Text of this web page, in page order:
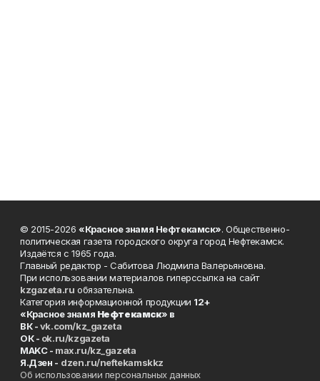
© 2015-2026 «Красное знамя Нефтекамск». Общественно-
политическая газета городского округа город Нефтекамск.
Издаётся с 1965 года.
Главный редактор - Сабитова Людмила Валерьяновна.
При использовании материалов гиперссылка на сайт
kzgazeta.ru обязательна.
Категория информационной продукции 12+
«Красное знамя Нефтекамск» в
ВК -vk.com/kz_gazeta
ОК - ok.ru/kzgazeta
MAKC - max.ru/kz_gazeta
Я.Дзен - dzen.ru/neftekamskkz
Об использовании персональных данных